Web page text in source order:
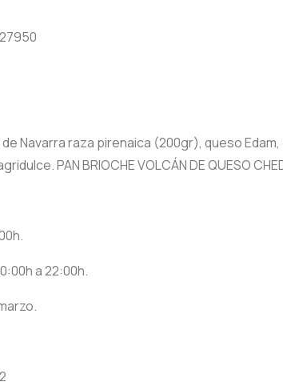
Navarra raza pirenaica (200gr), queso
PAN BRIOCHE VOLCÁN DE QUESO
a 22:00h.